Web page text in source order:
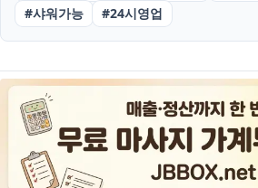
#샤워가능 #24시영업